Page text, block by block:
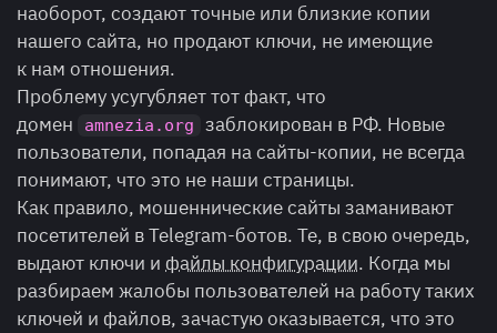
наоборот, создают точные или близкие копии
нашего сайта, но продают ключи, не имеющие
к нам отношения.
Проблему усугубляет тот факт, что
домен
amnezia.org
заблокирован в РФ. Новые
пользователи, попадая на сайты-копии, не всегда
понимают, что это не наши страницы.
Как правило, мошеннические сайты заманивают
посетителей в Telegram-ботов. Те, в свою очередь,
выдают ключи и файлы конфигурации. Когда мы
разбираем жалобы пользователей на работу таких
ключей и файлов, зачастую оказывается, что это